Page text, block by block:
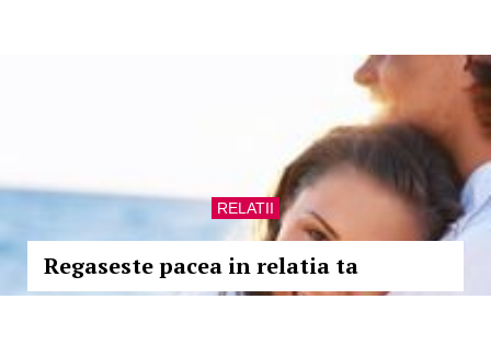
RELATII
Regaseste pacea in relatia ta